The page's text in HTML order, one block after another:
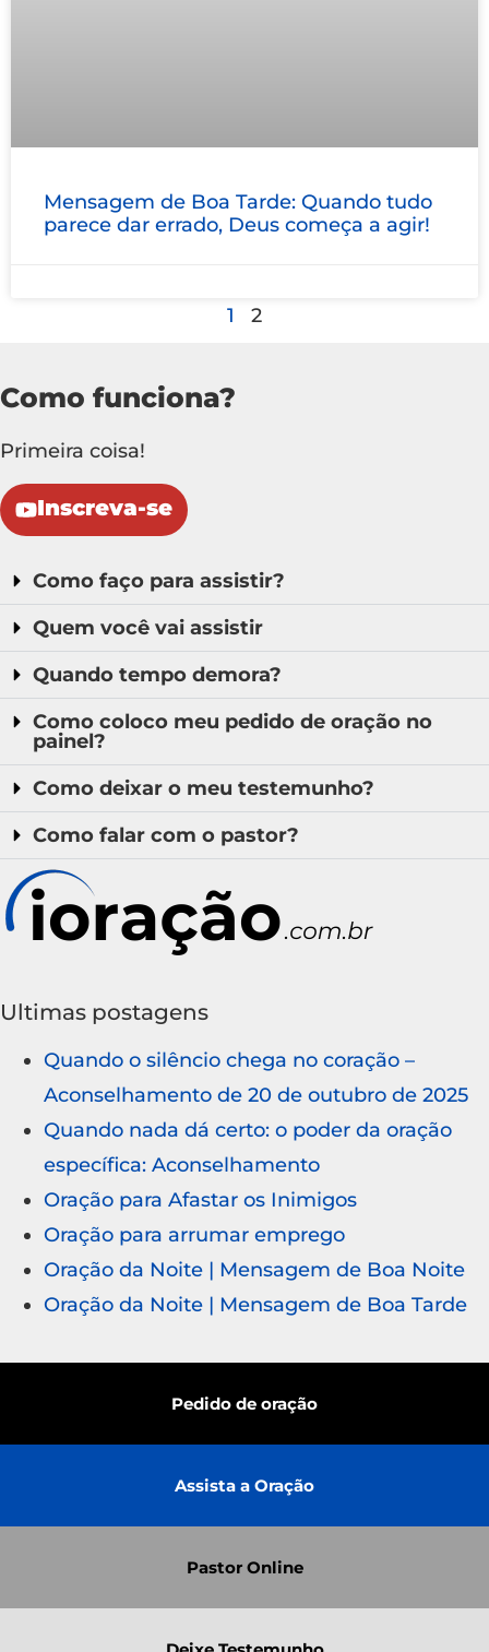
Mensagem de Boa Tarde: Quando tudo
parece dar errado, Deus começa a agir!
1 2
Como funciona?
Primeira coisa!
Inscreva-se
Como faço para assistir?
Quem você vai assistir
Quando tempo demora?
Como coloco meu pedido de oração no
painel?
Como deixar o meu testemunho?
Como falar com o pastor?
Ultimas postagens
Quando o silêncio chega no coração –
Aconselhamento de 20 de outubro de 2025
Quando nada dá certo: o poder da oração
específica: Aconselhamento
Oração para Afastar os Inimigos
Oração para arrumar emprego
Oração da Noite | Mensagem de Boa Noite
Oração da Noite | Mensagem de Boa Tarde
Pedido de oração
Assista a Oração
Pastor Online